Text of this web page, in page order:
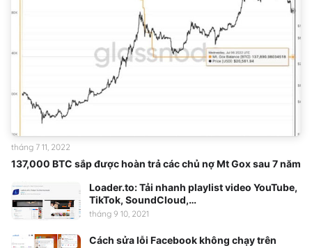
137,000 BTC sắp được hoàn trả các chủ nợ Mt Gox sau 7 năm
tháng 7 11, 2022
Loader.to: Tải nhanh playlist video YouTube,
TikTok, SoundCloud,…
tháng 9 10, 2021
Cách sửa lỗi Facebook không chạy trên